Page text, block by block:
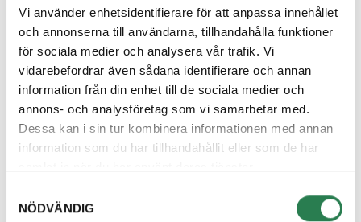
Vi använder enhetsidentifierare för att anpassa innehållet
och annonserna till användarna, tillhandahålla funktioner
för sociala medier och analysera vår trafik. Vi
vidarebefordrar även sådana identifierare och annan
information från din enhet till de sociala medier och
annons- och analysföretag som vi samarbetar med.
Dessa kan i sin tur kombinera informationen med annan
information som du har tillhandahållit eller som de har
NÖDVÄNDIG
Återbruken eller en Återvinningsstation (gröna
containrar).
Dessa förpackningar ingårintei det som ska samlas
in fastighetsnära och som producenterna ersätter.
Om det finns plats i sinmiljöbod även för
skrymmande förpackningar, så är det tillåtet att
samla in även dessa och betala extra för den
tömningen.